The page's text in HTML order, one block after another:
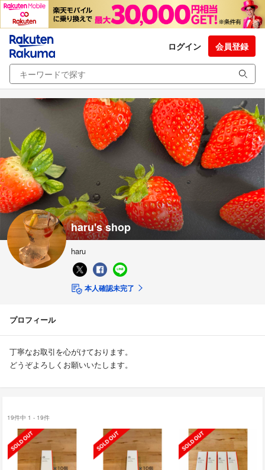
ログイン 会員登録
haru's shop
haru
本人確認未完了
プロフィール
丁寧なお取引を心がけております。
どうぞよろしくお願いいたします。
19件中 1 - 19件